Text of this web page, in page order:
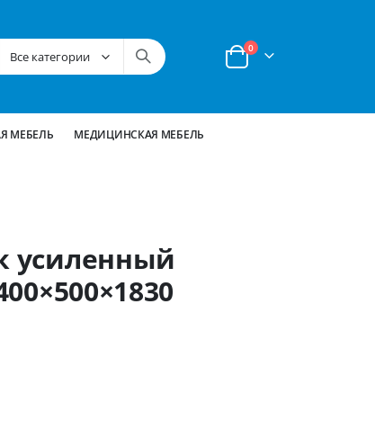
Корзина
0позиции
МЕБЕЛЬ МЕДИЦИНСКАЯ МЕБЕЛЬ
усиленный